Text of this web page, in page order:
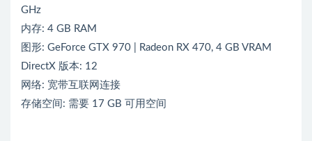
GHz
内存: 4 GB RAM
图形: GeForce GTX 970 | Radeon RX 470, 4 GB VRAM
DirectX 版本: 12
网络: 宽带互联网连接
存储空间: 需要 17 GB 可用空间